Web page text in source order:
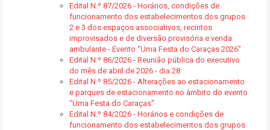
Edital N.º 87/2026 - Horários, condições de
funcionamento dos estabelecimentos dos grupos
2 e 3 dos espaços associativos, recintos
improvisados e de diversão provisória e venda
ambulante - Evento “Uma Festa do Caraças 2026”
Edital N.º 86/2026 - Reunião pública do executivo
do mês de abril de 2026 - dia 28
Edital N.º 85/2026 - Alterações ao estacionamento
e parques de estacionamento no âmbito do evento
“Uma Festa do Caraças”
Edital N.º 84/2026 - Horários e condições de
funcionamento dos estabelecimentos dos grupos